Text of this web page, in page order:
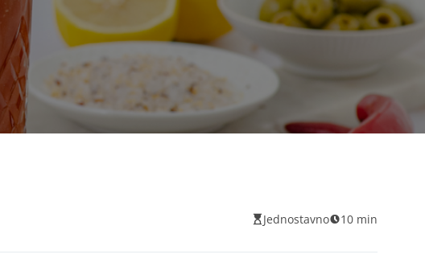
Jednostavno 10 min